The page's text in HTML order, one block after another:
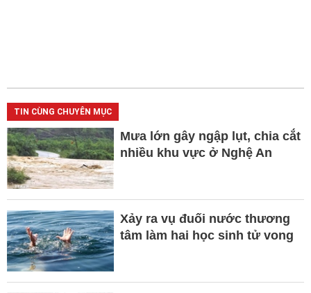
TIN CÙNG CHUYÊN MỤC
Mưa lớn gây ngập lụt, chia cắt
nhiều khu vực ở Nghệ An
Xảy ra vụ đuối nước thương
tâm làm hai học sinh tử vong